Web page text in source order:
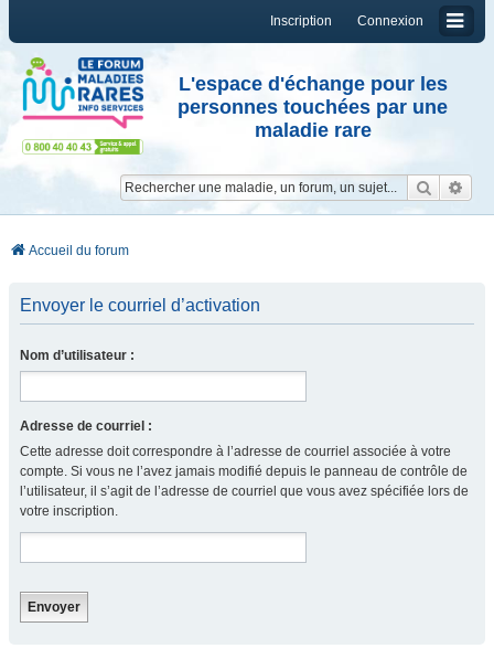
Connexion
Inscription
L'espace d'échange pour les
personnes touchées par une
maladie rare
Accueil du forum
Envoyer le courriel d’activation
Nom d’utilisateur :
Adresse de courriel :
Cette adresse doit correspondre à l’adresse de courriel associée à votre
compte. Si vous ne l’avez jamais modifié depuis le panneau de contrôle de
l’utilisateur, il s’agit de l’adresse de courriel que vous avez spécifiée lors de
votre inscription.